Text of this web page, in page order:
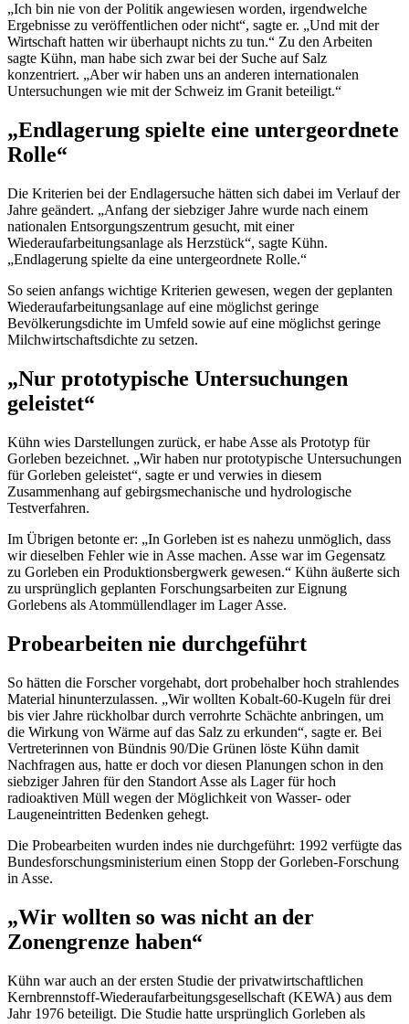
„Ich bin nie von der Politik angewiesen worden, irgendwelche
Ergebnisse zu veröffentlichen oder nicht“, sagte er. „Und mit der
Wirtschaft hatten wir überhaupt nichts zu tun.“ Zu den Arbeiten
sagte Kühn, man habe sich zwar bei der Suche auf Salz
konzentriert. „Aber wir haben uns an anderen internationalen
Untersuchungen wie mit der Schweiz im Granit beteiligt.“
„Endlagerung spielte eine untergeordnete
Rolle“
Die Kriterien bei der Endlagersuche hätten sich dabei im Verlauf der
Jahre geändert. „Anfang der siebziger Jahre wurde nach einem
nationalen Entsorgungszentrum gesucht, mit einer
Wiederaufarbeitungsanlage als Herzstück“, sagte Kühn.
„Endlagerung spielte da eine untergeordnete Rolle.“
So seien anfangs wichtige Kriterien gewesen, wegen der geplanten
Wiederaufarbeitungsanlage auf eine möglichst geringe
Bevölkerungsdichte im Umfeld sowie auf eine möglichst geringe
Milchwirtschaftsdichte zu setzen.
„Nur prototypische Untersuchungen
geleistet“
Kühn wies Darstellungen zurück, er habe Asse als Prototyp für
Gorleben bezeichnet. „Wir haben nur prototypische Untersuchungen
für Gorleben geleistet“, sagte er und verwies in diesem
Zusammenhang auf gebirgsmechanische und hydrologische
Testverfahren.
Im Übrigen betonte er: „In Gorleben ist es nahezu unmöglich, dass
wir dieselben Fehler wie in Asse machen. Asse war im Gegensatz
zu Gorleben ein Produktionsbergwerk gewesen.“ Kühn äußerte sich
zu ursprünglich geplanten Forschungsarbeiten zur Eignung
Gorlebens als Atommüllendlager im Lager Asse.
Probearbeiten nie durchgeführt
So hätten die Forscher vorgehabt, dort probehalber hoch strahlendes
Material hinunterzulassen. „Wir wollten Kobalt-60-Kugeln für drei
bis vier Jahre rückholbar durch verrohrte Schächte anbringen, um
die Wirkung von Wärme auf das Salz zu erkunden“, sagte er. Bei
Vertreterinnen von Bündnis 90/Die Grünen löste Kühn damit
Nachfragen aus, hatte er doch vor diesen Planungen schon in den
siebziger Jahren für den Standort Asse als Lager für hoch
radioaktiven Müll wegen der Möglichkeit von Wasser- oder
Laugeneintritten Bedenken gehegt.
Die Probearbeiten wurden indes nie durchgeführt: 1992 verfügte das
Bundesforschungsministerium einen Stopp der Gorleben-Forschung
in Asse.
„Wir wollten so was nicht an der
Zonengrenze haben“
Kühn war auch an der ersten Studie der privatwirtschaftlichen
Kernbrennstoff-Wiederaufarbeitungsgesellschaft (KEWA) aus dem
Jahr 1976 beteiligt. Die Studie hatte ursprünglich Gorleben als